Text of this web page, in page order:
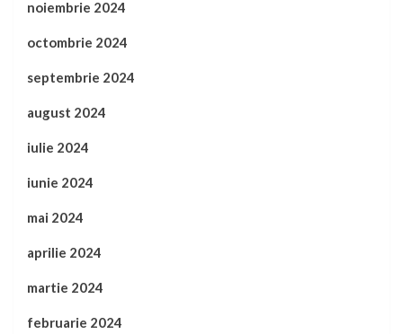
noiembrie 2024
octombrie 2024
septembrie 2024
august 2024
iulie 2024
iunie 2024
mai 2024
aprilie 2024
martie 2024
februarie 2024